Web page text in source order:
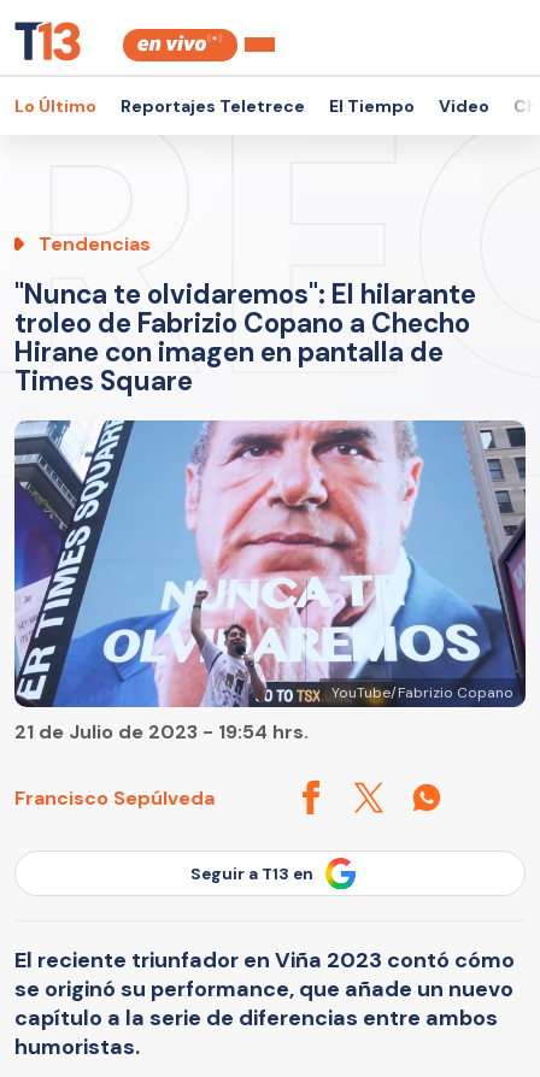
Lo Último Reportajes Teletrece El Tiempo Video
Tendencias
"Nunca te olvidaremos": El hilarante
troleo de Fabrizio Copano a Checho
Hirane con imagen en pantalla de
Times Square
YouTube/Fabrizio Copano
Francisco Sepúlveda
21 de Julio de 2023 - 19:54 hrs.
Seguir a T13 en
El reciente triunfador en Viña 2023 contó cómo
se originó su performance, que añade un nuevo
capítulo a la serie de diferencias entre ambos
humoristas.